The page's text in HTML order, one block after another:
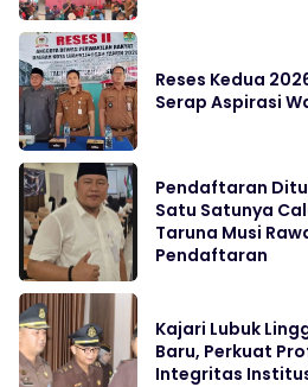
Reses Kedua
Serap Aspirasi
Pendaftaran
Satu Satunya
Taruna Musi
Pendaftaran
Kajari Lubuk
Baru, Perkuat
Integritas